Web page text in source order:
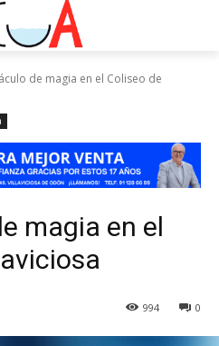
de magia en el Coliseo de
magia en el
0
994